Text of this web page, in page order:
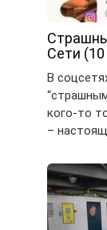
Сети
В
кого-то
–